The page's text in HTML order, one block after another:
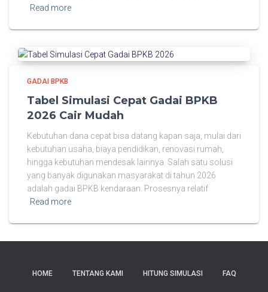
Read more
GADAI BPKB
Tabel Simulasi Cepat Gadai BPKB
2026 Cair Mudah
Kebutuhan dana cepat bisa datang kapan saja, mulai dari
kebutuhan usaha, biaya pendidikan, renovasi rumah,
hingga kebutuhan mendesak lainnya. Salah satu solusi
yang banyak digunakan masyarakat di tahun 2026
adalah gadai BPKB kendaraan. Prosesnya relatif
Read more
HOME TENTANG KAMI HITUNG SIMULASI FAQ